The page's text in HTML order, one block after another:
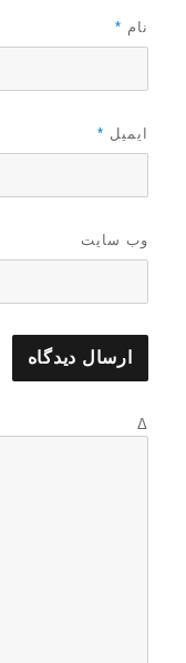
نام *
ایمیل *
وب‌ سایت
Δ